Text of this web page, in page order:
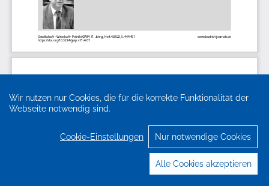
Wir nutzen nur Cookies, die für die korrekte Funktionalität der
Webseite notwendig sind.
Cookie-Einstellungen Nur notwendige Cookies
Alle Cookies akzeptieren